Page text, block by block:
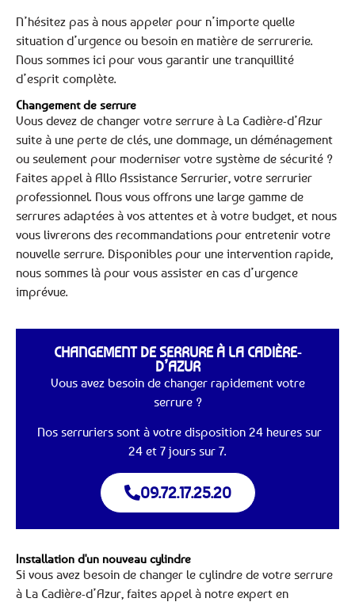
N’hésitez pas à nous appeler pour n’importe quelle
situation d’urgence ou besoin en matière de serrurerie.
Nous sommes ici pour vous garantir une tranquillité
d’esprit complète.
Changement de serrure
Vous devez de changer votre serrure à La Cadière-d’Azur
suite à une perte de clés, une dommage, un déménagement
ou seulement pour moderniser votre système de sécurité ?
Faites appel à Allo Assistance Serrurier, votre serrurier
professionnel. Nous vous offrons une large gamme de
serrures adaptées à vos attentes et à votre budget, et nous
vous livrerons des recommandations pour entretenir votre
nouvelle serrure. Disponibles pour une intervention rapide,
nous sommes là pour vous assister en cas d’urgence
imprévue.
CHANGEMENT DE SERRURE À LA CADIÈRE-
D’AZUR
Vous avez besoin de changer rapidement votre
serrure ?
Nos serruriers sont à votre disposition 24 heures sur
24 et 7 jours sur 7.
09.72.17.25.20
Installation d'un nouveau cylindre
Si vous avez besoin de changer le cylindre de votre serrure
à La Cadière-d’Azur, faites appel à notre expert en